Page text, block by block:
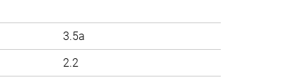
3.5a
2.2